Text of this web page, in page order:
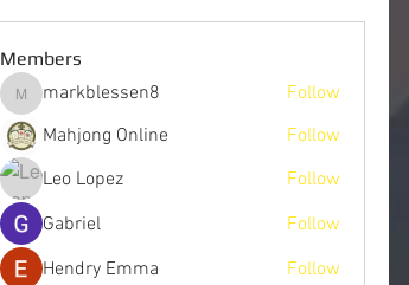
Members
markblessen8
markblessen8
Follow
Mahjong Online
Follow
Leo Lopez
Follow
Gabriel
Follow
Hendry Emma
Follow